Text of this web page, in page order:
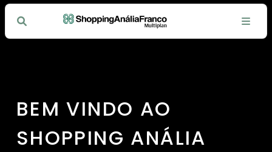
BEM VINDO AO
SHOPPING ANÁLIA